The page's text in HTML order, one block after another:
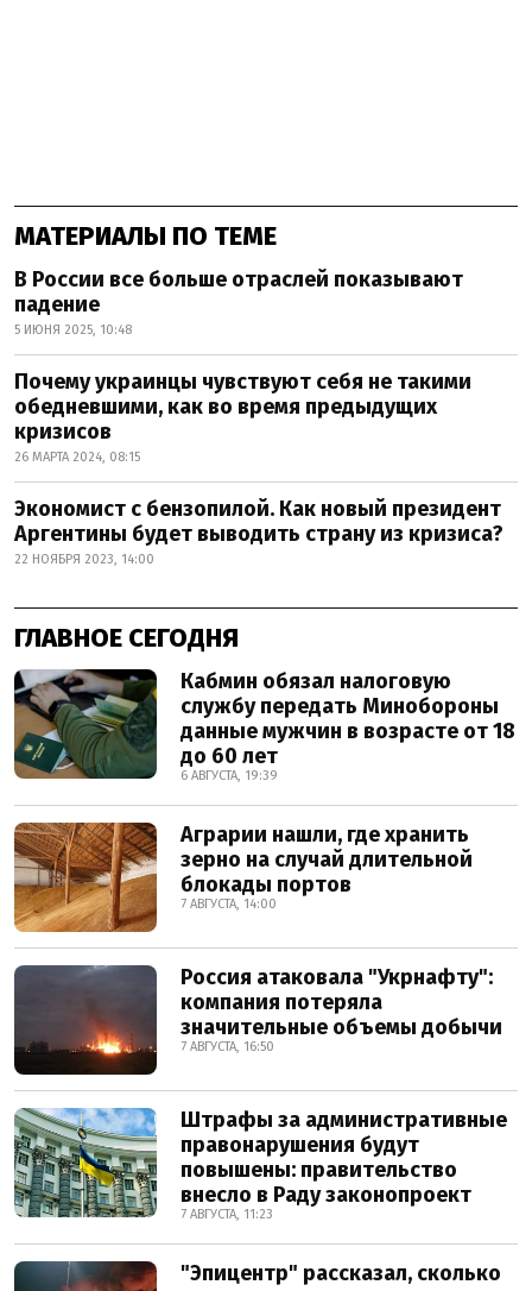
МАТЕРИАЛЫ ПО ТЕМЕ
В России все больше отраслей показывают
падение
5 ИЮНЯ 2025, 10:48
Почему украинцы чувствуют себя не такими
обедневшими, как во время предыдущих
кризисов
26 МАРТА 2024, 08:15
Экономист с бензопилой. Как новый президент
Аргентины будет выводить страну из кризиса?
22 НОЯБРЯ 2023, 14:00
ГЛАВНОЕ СЕГОДНЯ
Кабмин обязал налоговую
службу передать Минобороны
данные мужчин в возрасте от 18
до 60 лет
6 АВГУСТА, 19:39
Аграрии нашли, где хранить
зерно на случай длительной
блокады портов
7 АВГУСТА, 14:00
Россия атаковала "Укрнафту":
компания потеряла
значительные объемы добычи
7 АВГУСТА, 16:50
Штрафы за административные
правонарушения будут
повышены: правительство
внесло в Раду законопроект
7 АВГУСТА, 11:23
"Эпицентр" рассказал, сколько